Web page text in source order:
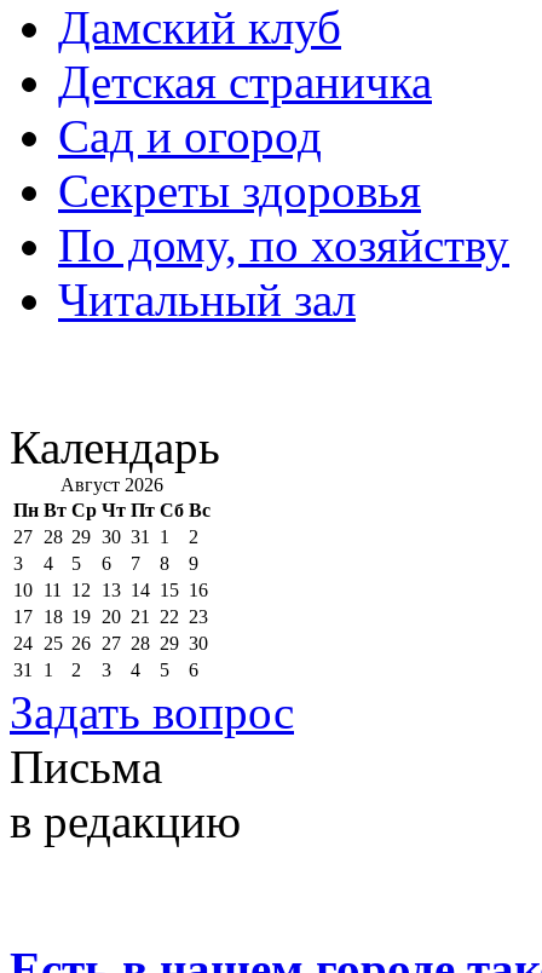
Дамский клуб
Детская страничка
Сад и огород
Секреты здоровья
По дому, по хозяйству
Читальный зал
Календарь
Август 2026
Пн Вт Ср Чт Пт Сб Вс
27 28 29 30 31 1
2
3
4 5 6 7 8
9
10 11 12 13 14 15 16
17 18 19 20 21 22 23
24 25 26 27 28 29 30
31
1 2 3 4 5 6
Задать вопрос
Письма
в редакцию